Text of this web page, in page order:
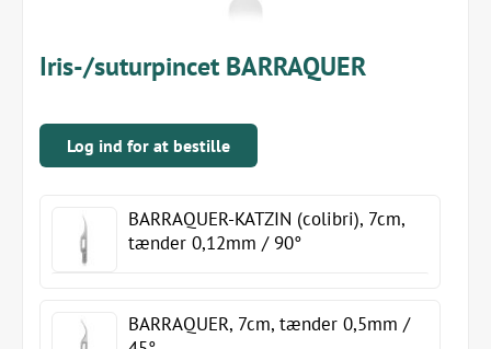
Iris-/suturpincet BARRAQUER
Log ind for at bestille
BARRAQUER-KATZIN (colibri), 7cm,
tænder 0,12mm / 90°
BARRAQUER, 7cm, tænder 0,5mm /